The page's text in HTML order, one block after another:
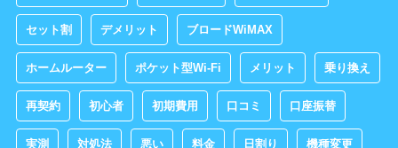
セット割 デメリット ブロードWiMAX
ホームルーター ポケット型Wi-Fi メリット 乗り換え
再契約 初心者 初期費用 口コミ 口座振替
実測 対処法 悪い 料金 日割り 機種変更